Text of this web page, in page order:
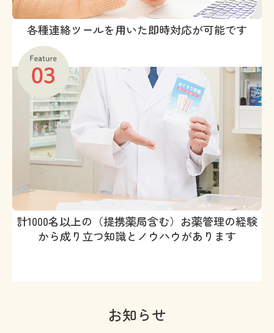
各種連絡ツールを用いた即時対応が可能です
計1000名以上の（提携薬局含む）お薬管理の経験
から成り立つ知識とノウハウがあります
お知らせ